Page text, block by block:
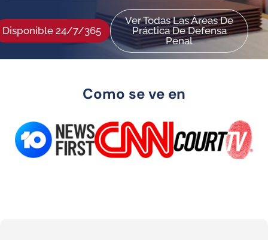
Disponible 24/7/365
Ver Todas Las Áreas De
Práctica De Defensa
Penal
Como se ve en